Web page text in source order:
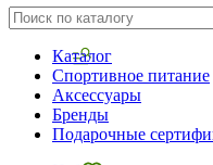
Каталог
Спортивное питание
Аксессуары
Бренды
Подарочные